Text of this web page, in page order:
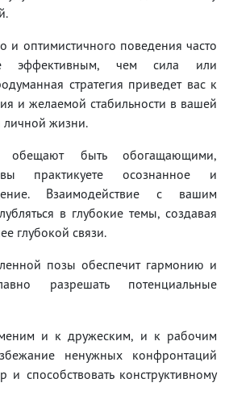
и оптимистичного поведения часто
эффективным, чем сила или
стратегия приведет вас к
и желаемой стабильности в вашей
личной жизни.
обещают быть обогащающими,
практикуете осознанное и
Взаимодействие с вашим
в глубокие темы, создавая
глубокой связи.
позы обеспечит гармонию и
разрешать потенциальные
и к дружеским, и к рабочим
ненужных конфронтаций
и способствовать конструктивному